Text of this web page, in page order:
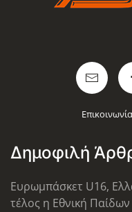
Δημοφιλή
Ευρωμπάσκετ U16,
τέλος η Εθνική Παίδων